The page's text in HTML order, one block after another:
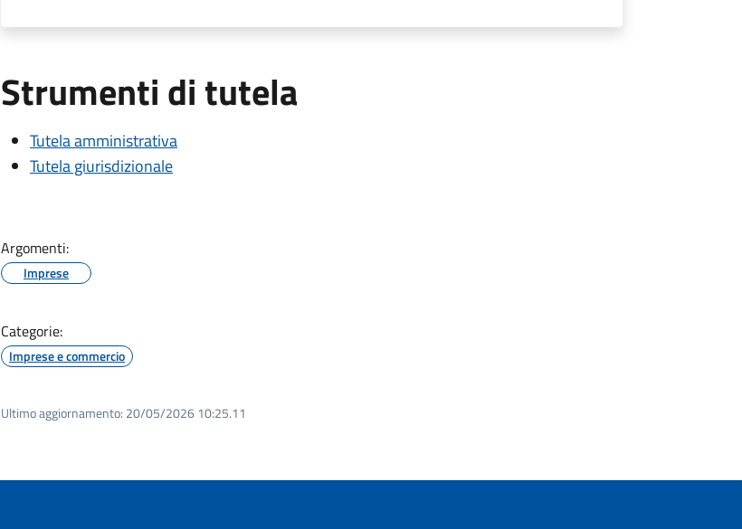
Strumenti di tutela
Tutela amministrativa
Tutela giurisdizionale
Argomenti:
Imprese
Categorie:
Imprese e commercio
Ultimo aggiornamento: 20/05/2026 10:25.11